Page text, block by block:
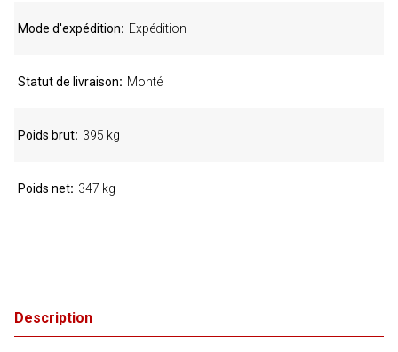
Description
Mode d'expédition Expédition
Statut de livraison Monté
Poids brut 395 kg
Poids net 347 kg